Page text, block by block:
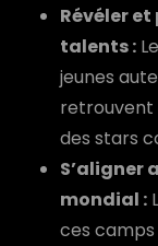
Révéler
talents :
jeunes
retrouvent
des stars
S’aligner
mondial :
ces